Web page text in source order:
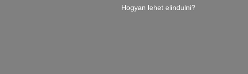
Hogyan lehet elindulni?